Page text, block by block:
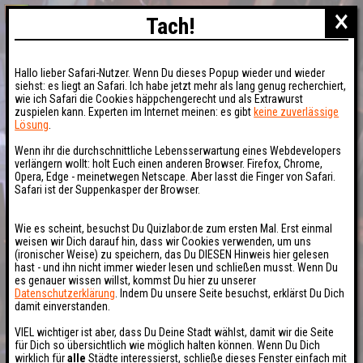
×
Tach!
Hallo lieber Safari-Nutzer. Wenn Du dieses Popup wieder und wieder
siehst: es liegt an Safari. Ich habe jetzt mehr als lang genug recherchiert,
wie ich Safari die Cookies häppchengerecht und als Extrawurst
zuspielen kann. Experten im Internet meinen: es gibt keine zuverlässige
Lösung
Wenn ihr die durchschnittliche Lebensserwartung eines Webdevelopers
verlängern wollt: holt Euch einen anderen Browser. Firefox, Chrome,
Opera, Edge - meinetwegen Netscape. Aber lasst die Finger von Safari.
Safari ist der Suppenkasper der Browser.
Wie es scheint, besuchst Du Quizlabor.de zum ersten Mal. Erst einmal
weisen wir Dich darauf hin, dass wir Cookies verwenden, um uns
(ironischer Weise) zu speichern, das Du DIESEN Hinweis hier gelesen
hast - und ihn nicht immer wieder lesen und schließen musst. Wenn Du
es genauer wissen willst, kommst Du hier zu unserer
Datenschutzerklärung . Indem Du unsere Seite besuchst, erklärst Du Dich
damit einverstanden.
VIEL wichtiger ist aber, dass Du Deine Stadt wählst, damit wir die Seite
für Dich so übersichtlich wie möglich halten können. Wenn Du Dich
wirklich füralle Städte interessierst, schließe dieses Fenster einfach mit